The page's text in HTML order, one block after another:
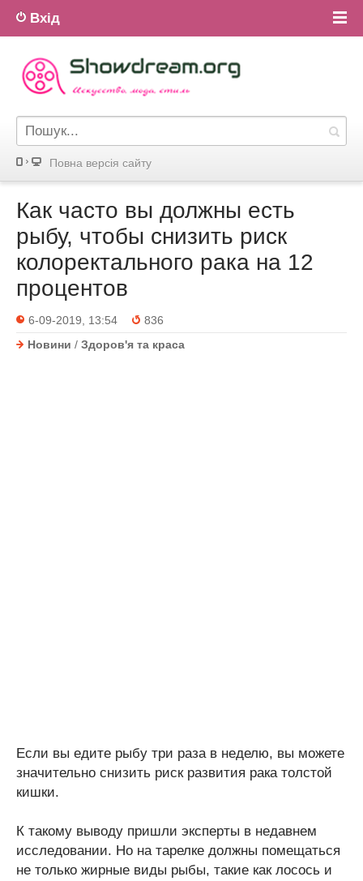
Вхід
Повна версiя сайту
Как часто вы должны есть
рыбу, чтобы снизить риск
колоректального рака на 12
процентов
6-09-2019, 13:54
836
Новини / Здоров'я та краса
Если вы едите рыбу три раза в неделю, вы можете
значительно снизить риск развития рака толстой
кишки.
К такому выводу пришли эксперты в недавнем
исследовании. Но на тарелке должны помещаться
не только жирные виды рыбы, такие как лосось и